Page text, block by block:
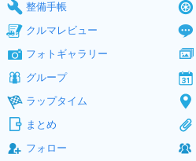
整備手帳
クルマレビュー
フォトギャラリー
グループ
ラップタイム
まとめ
フォロー